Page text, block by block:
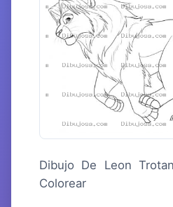
Dibujo De Leon
Colorear